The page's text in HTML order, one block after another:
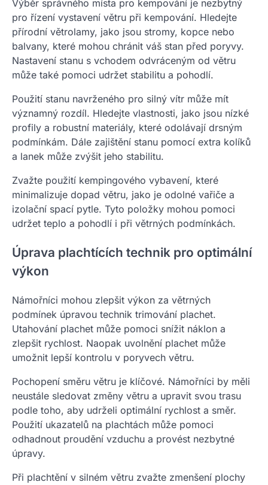
Výběr správného místa pro kempování je nezbytný
pro řízení vystavení větru při kempování. Hledejte
přírodní větrolamy, jako jsou stromy, kopce nebo
balvany, které mohou chránit váš stan před poryvy.
Nastavení stanu s vchodem odvráceným od větru
může také pomoci udržet stabilitu a pohodlí.
Použití stanu navrženého pro silný vítr může mít
významný rozdíl. Hledejte vlastnosti, jako jsou nízké
profily a robustní materiály, které odolávají drsným
podmínkám. Dále zajištění stanu pomocí extra kolíků
a lanek může zvýšit jeho stabilitu.
Zvažte použití kempingového vybavení, které
minimalizuje dopad větru, jako je odolné vařiče a
izolační spací pytle. Tyto položky mohou pomoci
udržet teplo a pohodlí i při větrných podmínkách.
Úprava plachtících technik pro optimální
výkon
Námořníci mohou zlepšit výkon za větrných
podmínek úpravou technik trimování plachet.
Utahování plachet může pomoci snížit náklon a
zlepšit rychlost. Naopak uvolnění plachet může
umožnit lepší kontrolu v poryvech větru.
Pochopení směru větru je klíčové. Námořníci by měli
neustále sledovat změny větru a upravit svou trasu
podle toho, aby udrželi optimální rychlost a směr.
Použití ukazatelů na plachtách může pomoci
odhadnout proudění vzduchu a provést nezbytné
úpravy.
Při plachtění v silném větru zvažte zmenšení plochy